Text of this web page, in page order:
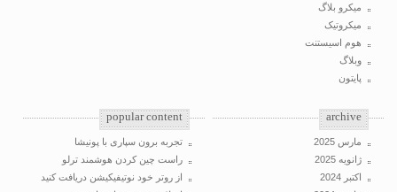
میکرو بلاگ
میکروتیک
هوم اسیستنت
وبلاگ
پایتون
archive
مارس 2025
ژانویه 2025
اکتبر 2024
popular content
تجربه برون سپاری با پونیشا
راست چین کردن هوشمند ترلو
از روتر خود نوتیفیکیشن دریافت کنید